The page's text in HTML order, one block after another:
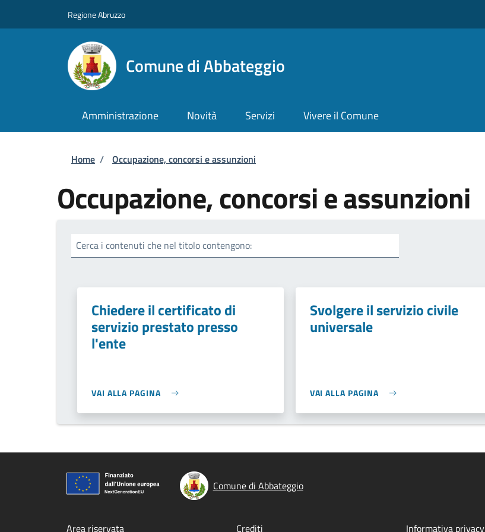
Regione Abruzzo
Comune di Abbateggio
Amministrazione Novità Servizi Vivere il Comune
Briciole di pane
Home / Occupazione, concorsi e assunzioni
Occupazione, concorsi e assunzioni
Cerca i contenuti che nel titolo contengono:
Chiedere il certificato di
servizio prestato presso
l'ente
VAI ALLA PAGINA
Svolgere il servizio civile
universale
VAI ALLA PAGINA
Comune di Abbateggio
Area riservata Crediti Informativa privacy